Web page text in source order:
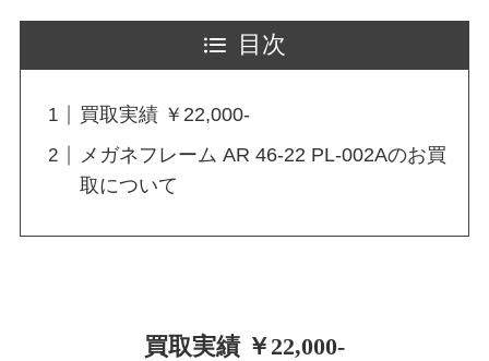
目次
買取実績 ￥22,000-
メガネフレーム AR 46-22 PL-002Aのお買
取について
買取実績 ￥22,000-